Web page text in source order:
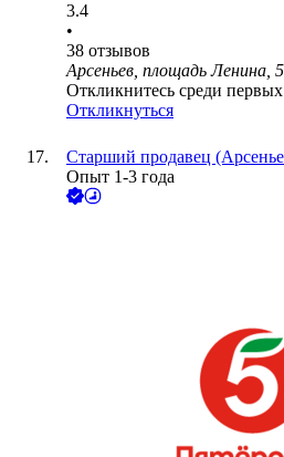
3.4
•
38 отзывов
Арсеньев, площадь Ленина, 5
Откликнитесь среди первых
Откликнуться
Старший продавец
Опыт 1-3 года